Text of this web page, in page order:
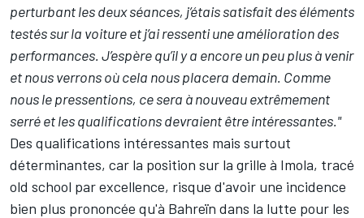
perturbant les deux séances, j’étais satisfait des éléments
testés sur la voiture et j’ai ressenti une amélioration des
performances. J’espère qu’il y a encore un peu plus à venir
et nous verrons où cela nous placera demain. Comme
nous le pressentions, ce sera à nouveau extrêmement
serré et les qualifications devraient être intéressantes."
Des qualifications intéressantes mais surtout
déterminantes, car la position sur la grille à Imola, tracé
old school par excellence, risque d'avoir une incidence
bien plus prononcée qu'à Bahreïn dans la lutte pour les